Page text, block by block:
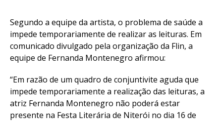
Segundo a equipe da artista, o problema de saúde a
impede temporariamente de realizar as leituras. Em
comunicado divulgado pela organização da Flin, a
equipe de Fernanda Montenegro afirmou:
“Em razão de um quadro de conjuntivite aguda que
impede temporariamente a realização das leituras, a
atriz Fernanda Montenegro não poderá estar
presente na Festa Literária de Niterói no dia 16 de